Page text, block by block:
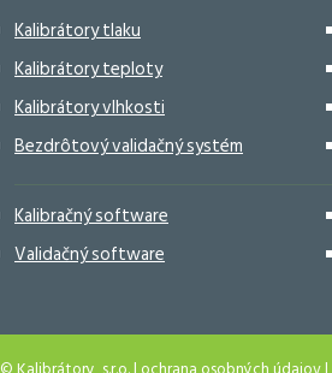
Kalibrátory tlaku
Kalibrátory teploty
Kalibrátory vlhkosti
Bezdrôtový validačný systém
Kalibračný software
Validačný software